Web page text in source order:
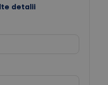
detalii